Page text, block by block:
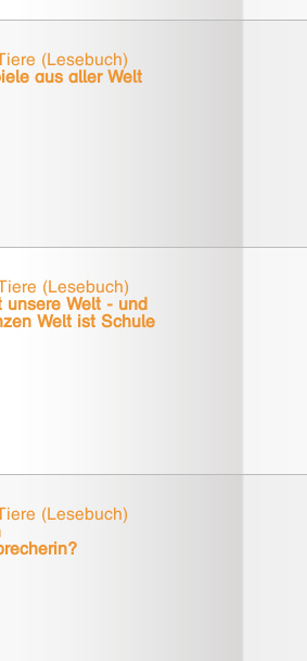
(Lesebuch)
aus aller Welt
(Lesebuch)
unsere Welt - und
Welt ist Schule
(Lesebuch)